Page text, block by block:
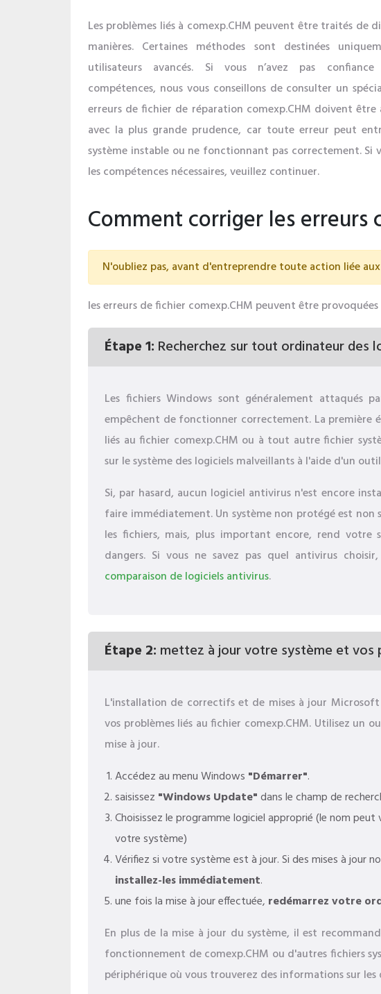
Les problèmes liés à comexp.CHM peuvent être traités de
manières. Certaines méthodes sont destinées
utilisateurs avancés. Si vous n’avez pas
compétences, nous vous conseillons de consulter un
erreurs de fichier de réparation comexp.CHM doivent être
avec la plus grande prudence, car toute erreur peut
système instable ou ne fonctionnant pas correctement. Si
les compétences nécessaires, veuillez continuer.
Comment corriger les erreurs
N'oubliez pas, avant d'entreprendre toute action liée
les erreurs de fichier comexp.CHM peuvent être
Étape 1: Recherchez sur tout ordinateur des
Les fichiers Windows sont généralement attaqués
empêchent de fonctionner correctement. La première
liés au fichier comexp.CHM ou à tout autre fichier
sur le système des logiciels malveillants à l'aide d'un
Si, par hasard, aucun logiciel antivirus n'est encore
faire immédiatement. Un système non protégé est non
les fichiers, mais, plus important encore, rend votre
dangers. Si vous ne savez pas quel antivirus
comparaison de logiciels antivirus.
Étape 2: mettez à jour votre système et vos
L'installation de correctifs et de mises à jour
vos problèmes liés au fichier comexp.CHM. Utilisez un
mise à jour.
Accédez au menu Windows "Démarrer".
saisissez "Windows Update"dans le champ de
Choisissez le programme logiciel approprié (le nom
votre système)
Vérifiez si votre système est à jour. Si des mises à jour
installez-les immédiatement.
une fois la mise à jour effectuée, redémarrez votre
En plus de la mise à jour du système, il est
fonctionnement de comexp.CHM ou d'autres fichiers
périphérique où vous trouverez des informations sur les